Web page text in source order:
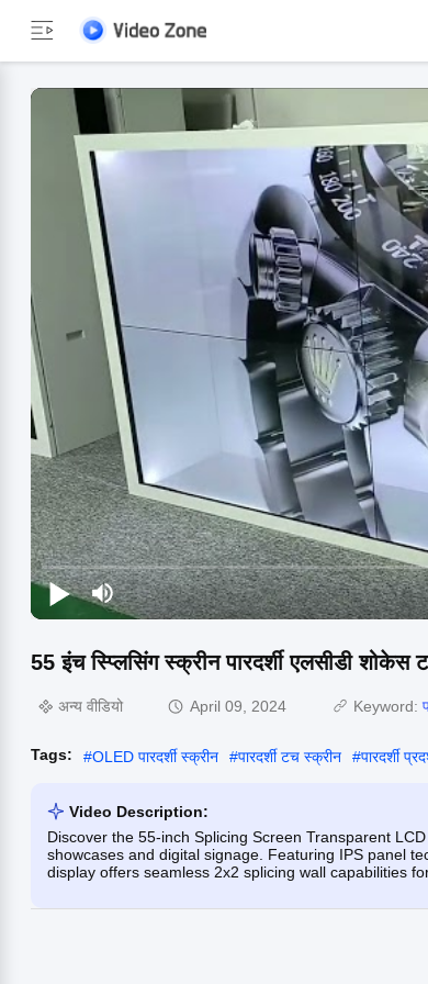
55 इंच स्प्लिसिंग स्क्रीन पारदर्शी एलसीडी शोकेस
अन्य वीडियो April 09, 2024 Keyword:
Tags: #OLED पारदर्शी स्क्रीन #पारदर्शी टच स्क्रीन #पारदर्शी
Video Description:
Discover the 55-inch Splicing Screen Transparent
showcases and digital signage. Featuring IPS panel
display offers seamless 2x2 splicing wall capabilities